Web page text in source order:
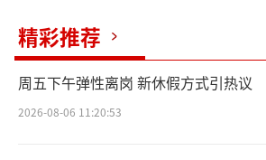
精彩推荐
周五下午弹性离岗 新休假方式引热议
2026-08-06 11:20:53